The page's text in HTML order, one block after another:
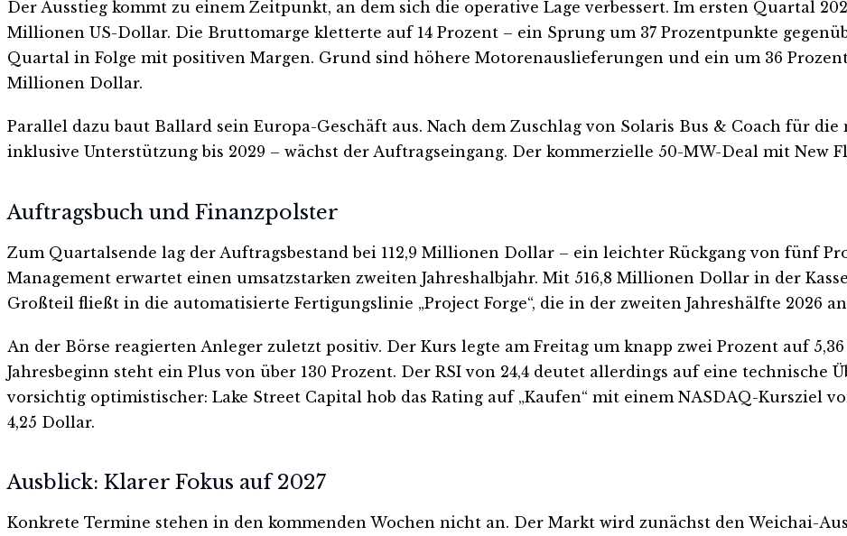
Der Ausstieg kommt zu einem Zeitpunkt, an dem sich die operative Lage verbessert. Im ersten Quartal
Millionen US-Dollar. Die Bruttomarge kletterte auf 14 Prozent – ein Sprung um 37 Prozentpunkte
Quartal in Folge mit positiven Margen. Grund sind höhere Motorenauslieferungen und ein um 36
Millionen Dollar.
Parallel dazu baut Ballard sein Europa-Geschäft aus. Nach dem Zuschlag von Solaris Bus & Coach für
inklusive Unterstützung bis 2029 – wächst der Auftragseingang. Der kommerzielle 50-MW-Deal mit New
Auftragsbuch und Finanzpolster
Zum Quartalsende lag der Auftragsbestand bei 112,9 Millionen Dollar – ein leichter Rückgang von fünf
Management erwartet einen umsatzstarken zweiten Jahreshalbjahr. Mit 516,8 Millionen Dollar in der
Großteil fließt in die automatisierte Fertigungslinie „Project Forge“, die in der zweiten Jahreshälfte 2026
An der Börse reagierten Anleger zuletzt positiv. Der Kurs legte am Freitag um knapp zwei Prozent auf
Jahresbeginn steht ein Plus von über 130 Prozent. Der RSI von 24,4 deutet allerdings auf eine technische
vorsichtig optimistischer: Lake Street Capital hob das Rating auf „Kaufen“ mit einem NASDAQ-Kursziel
4,25 Dollar.
Ausblick: Klarer Fokus auf 2027
Konkrete Termine stehen in den kommenden Wochen nicht an. Der Markt wird zunächst den Weichai-